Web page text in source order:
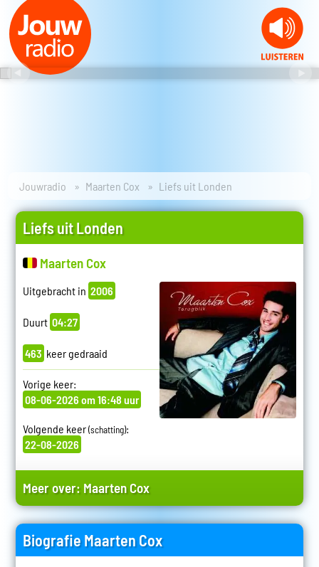
Jouwradio Maarten Cox Liefs uit Londen
Liefs uit Londen
Maarten Cox
Uitgebracht in 2006
Duurt 04:27
463 keer gedraaid
Vorige keer:
08-06-2026 om 16:48 uur
Volgende keer(schatting):
22-08-2026
Meer over: Maarten Cox
Biografie Maarten Cox